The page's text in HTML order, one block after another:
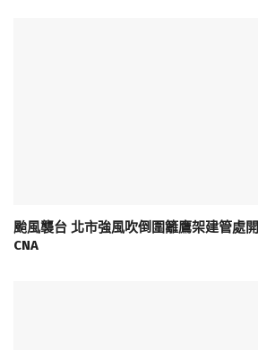
颱風襲台 北市強風吹倒圍籬鷹架建管處
CNA